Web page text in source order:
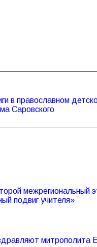
в православном
Саровского
межрегиональный
подвиг учителя»
митрополита